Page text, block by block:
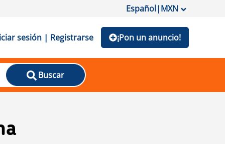
Español|MXN
sesión | Registrarse ¡Pon un anuncio!
Buscar